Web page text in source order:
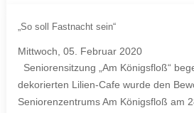
„So soll Fastnacht sein“
Mittwoch, 05. Februar 2020
Seniorensitzung „Am Königsfloß“
dekorierten Lilien-Cafe wurde den
Seniorenzentrums Am Königsfloß am